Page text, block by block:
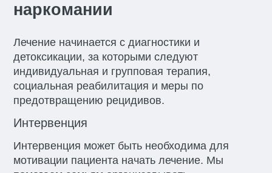
наркомании
Лечение начинается с диагностики и
детоксикации, за которыми следуют
индивидуальная и групповая терапия,
социальная реабилитация и меры по
предотвращению рецидивов.
Интервенция
Интервенция может быть необходима для
мотивации пациента начать лечение. Мы